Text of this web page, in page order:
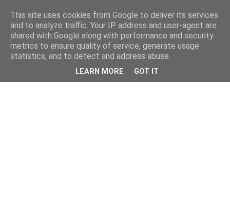
This site uses cookies from Google to deliver its services
and to analyze traffic. Your IP address and user-agent are
shared with Google along with performance and security
metrics to ensure quality of service, generate usage
statistics, and to detect and address abuse.
LEARN MORE GOT IT